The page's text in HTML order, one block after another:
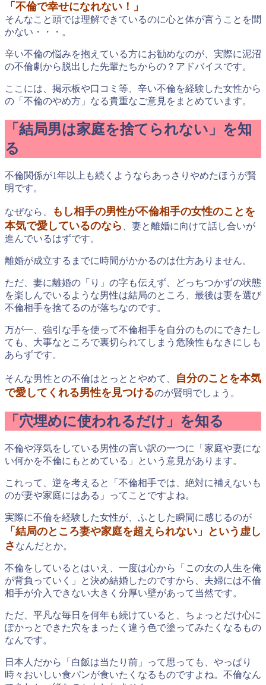
「不倫で幸せになれない！」
そんなこと頭では理解できているのに心と体が言うことを聞
かない・・・。
辛い不倫の悩みを抱えている方にお勧めなのが、実際に泥沼
の不倫劇から脱出した先輩たちからの？アドバイスです。
ここには、掲示板や口コミ等、辛い不倫を経験した女性から
の「不倫のやめ方」なる貴重なご意見をまとめています。
「結局男は家庭を捨てられない」を知
る
不倫関係が1年以上も続くようならあっさりやめたほうが賢
明です。
なぜなら、
もし相手の男性が不倫相手の女性のことを
本気で愛しているのなら
、妻と離婚に向けて話し合いが
進んでいるはずです。
離婚が成立するまでに時間がかかるのは仕方ありません。
ただ、妻に離婚の「り」の字も伝えず、どっちつかずの状態
を楽しんでいるような男性は結局のところ、最後は妻を選び
不倫相手を捨てるのが落ちなのです。
万が一、強引な手を使って不倫相手を自分のものにできたし
ても、大事なところで裏切られてしまう危険性もなきにしも
あらずです。
そんな男性との不倫はとっととやめて、
自分のことを本気
で愛してくれる男性を見つけるのが賢明でしょう。
「穴埋めに使われるだけ」を知る
不倫や浮気をしている男性の言い訳の一つに「家庭や妻にな
い何かを不倫にもとめている」という意見があります。
これって、逆を考えると「不倫相手では、絶対に補えないも
のが妻や家庭にはある」ってことですよね。
実際に不倫を経験した女性が、ふとした瞬間に感じるのが
「結局のところ妻や家庭を超えられない」という虚し
さ なんだとか。
不倫をしているとはいえ、一度は心から「この女の人生を俺
が背負っていく」と決め結婚したのですから、夫婦には不倫
相手が介入できない大きく分厚い壁があって当然です。
ただ、平凡な毎日を何年も続けていると、ちょっとだけ心に
ぽかっとできた穴をまったく違う色で塗ってみたくなるもの
なんです。
日本人だから「白飯は当たり前」って思っても、やっぱり
時々おいしい食パンが食いたくなるものですよね。不倫なん